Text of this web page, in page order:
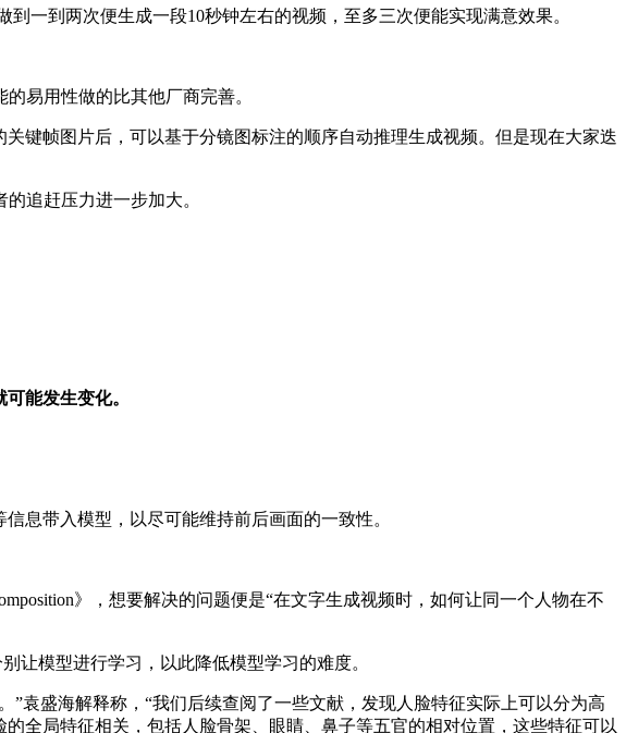
一到两次便生成一段10秒钟左右的视频，至多三次便能实现满意效果。
易用性做的比其他厂商完善。
键帧图片后，可以基于分镜图标注的顺序自动推理生成视频。但是现在大家迭
追赶压力进一步加大。
能发生变化。
息带入模型，以尽可能维持前后画面的一致性。
》，想要解决的问题便是“在文字生成视频时，如何让同一个人物在不
让模型进行学习，以此降低模型学习的难度。
袁盛海解释称，“我们后续查阅了一些文献，发现人脸特征实际上可以分为高
全局特征相关，包括人脸骨架、眼睛、鼻子等五官的相对位置，这些特征可以